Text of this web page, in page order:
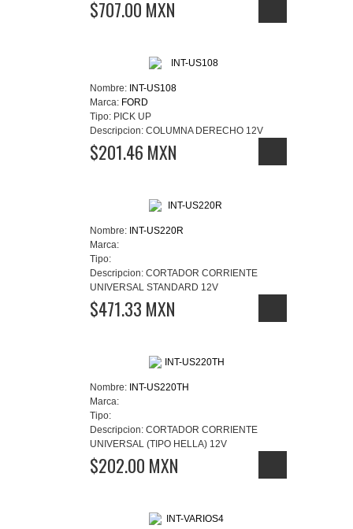
$707.00 MXN
Nombre: INT-US108
Marca: FORD
Tipo: PICK UP
Descripcion: COLUMNA DERECHO 12V
$201.46 MXN
Nombre: INT-US220R
Marca:
Tipo:
Descripcion: CORTADOR CORRIENTE
UNIVERSAL STANDARD 12V
$471.33 MXN
Nombre: INT-US220TH
Marca:
Tipo:
Descripcion: CORTADOR CORRIENTE
UNIVERSAL (TIPO HELLA) 12V
$202.00 MXN